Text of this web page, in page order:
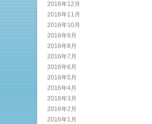
2016年12月
2016年11月
2016年10月
2016年9月
2016年8月
2016年7月
2016年6月
2016年5月
2016年4月
2016年3月
2016年2月
2016年1月